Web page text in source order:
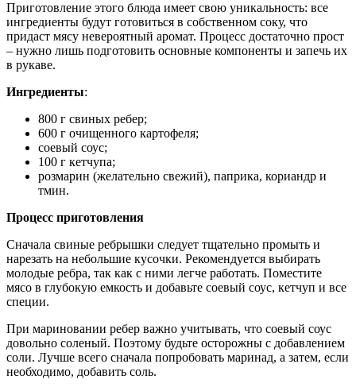
Приготовление этого блюда имеет свою уникальность: все
ингредиенты будут готовиться в собственном соку, что
придаст мясу невероятный аромат. Процесс достаточно прост
– нужно лишь подготовить основные компоненты и запечь их
в рукаве.
Ингредиенты:
800 г свиных ребер;
600 г очищенного картофеля;
соевый соус;
100 г кетчупа;
розмарин (желательно свежий), паприка, кориандр и
тмин.
Процесс приготовления
Сначала свиные ребрышки следует тщательно промыть и
нарезать на небольшие кусочки. Рекомендуется выбирать
молодые ребра, так как с ними легче работать. Поместите
мясо в глубокую емкость и добавьте соевый соус, кетчуп и все
специи.
При мариновании ребер важно учитывать, что соевый соус
довольно соленый. Поэтому будьте осторожны с добавлением
соли. Лучше всего сначала попробовать маринад, а затем, если
необходимо, добавить соль.